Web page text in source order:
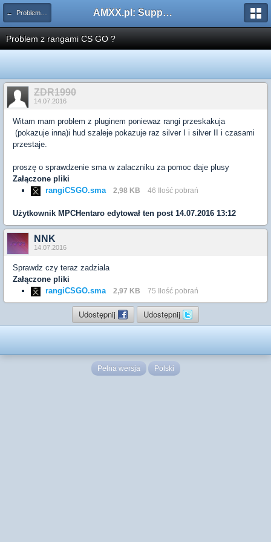
← Problemy z pluginami AMXX.pl: Support AMX Mod X i SourceMod
Problem z rangami CS GO ?
ZDR1990
14.07.2016
Witam mam problem z pluginem poniewaz rangi przeskakuja
(pokazuje inna)i hud szaleje pokazuje raz silver I i silver II i czasami
przestaje.
proszę o sprawdzenie sma w zalaczniku za pomoc daje plusy
Załączone pliki
rangiCSGO.sma
2,98 KB 46 Ilość pobrań
Użytkownik MPCHentaro edytował ten post 14.07.2016 13:12
NNK
14.07.2016
Sprawdz czy teraz zadziala
Załączone pliki
rangiCSGO.sma
2,97 KB 75 Ilość pobrań
Udostępnij Udostępnij
Pełna wersja Polski